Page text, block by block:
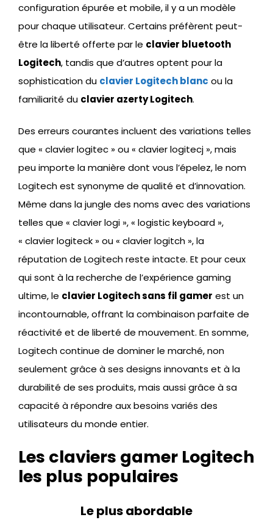
configuration épurée et mobile, il y a un modèle
pour chaque utilisateur. Certains préfèrent peut-
être la liberté offerte par le clavier bluetooth
Logitech, tandis que d’autres optent pour la
sophistication du clavier Logitech blanc ou la
familiarité du clavier azerty Logitech.
Des erreurs courantes incluent des variations telles
que « clavier logitec » ou « clavier logitecj », mais
peu importe la manière dont vous l’épelez, le nom
Logitech est synonyme de qualité et d’innovation.
Même dans la jungle des noms avec des variations
telles que « clavier logi », « logistic keyboard »,
« clavier logiteck » ou « clavier logitch », la
réputation de Logitech reste intacte. Et pour ceux
qui sont à la recherche de l’expérience gaming
ultime, le clavier Logitech sans fil gamer est un
incontournable, offrant la combinaison parfaite de
réactivité et de liberté de mouvement. En somme,
Logitech continue de dominer le marché, non
seulement grâce à ses designs innovants et à la
durabilité de ses produits, mais aussi grâce à sa
capacité à répondre aux besoins variés des
utilisateurs du monde entier.
Les claviers gamer Logitech
les plus populaires
Le plus abordable